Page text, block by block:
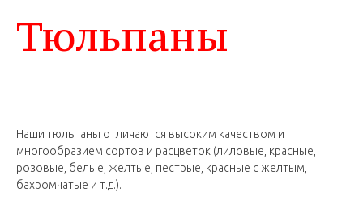
Тюльпаны
Наши тюльпаны отличаются высоким качеством и
многообразием сортов и расцветок (лиловые, красные,
розовые, белые, желтые, пестрые, красные с желтым,
бахромчатые и т.д.).